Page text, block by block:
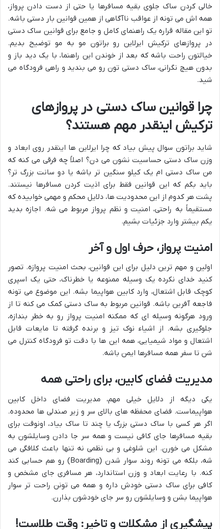
خالی کردن ساک جلوی بقیه مسافرها یا حتی از دست دادن پرواز،
همه اش می تونه از عواقب ناآگاهی از همین قوانین بار دستی باشه.
تو این مقاله قراره یک راهنمای کامل و جامع برای قوانین ساک دستی
در پروازهای ترکیش ایرلاین رو براتون مو به مو توضیح بدیم.
خیالتون راحت باشه که بعد از خوندن این راهنما، با یک دید باز و
بدون هیچ نگرانی، ساک دستی تون رو می بندید و راهی فرودگاه می
شید.
چرا قوانین ساک دستی در پروازهای
ترکیش اینقدر مهم هستند؟
شاید براتون سوال پیش بیاد که چرا ایرلاین ها اینقدر روی ابعاد و
وزن ساک دستی حساسیت نشون می دن؟ اصلاً چه فرقی می کنه که
من ساک دستی ام یک کیلو سنگین تر باشه یا دو سانت بزرگ تر؟
باید بگم که این قوانین فقط برای اذیت کردن مسافرها نیستند.
پشت هر کدوم از این محدودیت ها، دلایل محکم و مهمی خوابیده که
مستقیماً به راحتی، امنیت و نظم پرواز مربوط می شه. اجازه بدید
یکم بیشتر وارد جزئیات بشیم.
امنیت پرواز، حرف اول و آخر
اولین و مهم ترین دلیل برای این قوانین، بحث امنیت پروازه. تصور
کنید خدای نکرده یک وسیله ممنوعه یا خطرناک، حتی یک اسپری
کوچک قابل اشتعال، وارد کابین هواپیما بشه. این موضوع می تونه
فاجعه آفرین باشه. قوانین مربوط به ساک دستی کمک می کنه تا از
ورود هرگونه وسیله ای که ممکنه امنیت پرواز رو به خطر بندازه،
جلوگیری بشه. از اشیاء نوک تیز و برنده گرفته تا مایعات قابل
اشتعال و مواد شیمیایی، همه این ها با دقت تو فرودگاه کنترل می
شن تا سفر همه مسافرها ایمن باشه.
مدیریت فضای کابین، برای راحتی همه
یکی دیگه از دلایل خیلی مهم، مدیریت فضای داخل کابین
هواپیماست. فضای محفظه های بالای سر و زیر صندلی ها محدوده.
اگر هر کسی با ساک دستی بزرگ یا چند تا ساک بیاد، اونوقت برای
بقیه مسافرها جای کافی نیست و همه سر جا دادن وسایلشون به
مشکل می خورن. این شلوغی و بی نظمی نه تنها باعث کلافگی می
شه، بلکه می تونه روند سوار شدن (Boarding) رو هم حسابی کند
کنه. با رعایت ابعاد و وزن استاندارد، هر مسافری جای مشخص و
کافی برای ساک دستی خودش داره و همه می تونن راحت تر سوار
هواپیما بشن و وسایلشون رو سر جای خودشون بذارن.
پیشگیری از مشکلات و تاخیر: وقت طلاست!